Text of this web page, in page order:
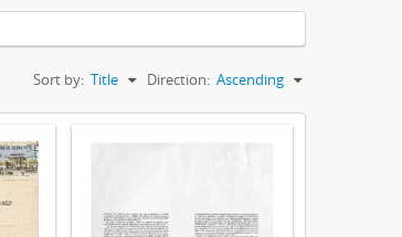
Sort by: Title Direction: Ascending